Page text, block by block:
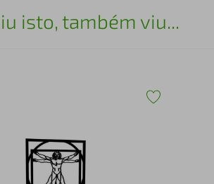
isto, também viu...